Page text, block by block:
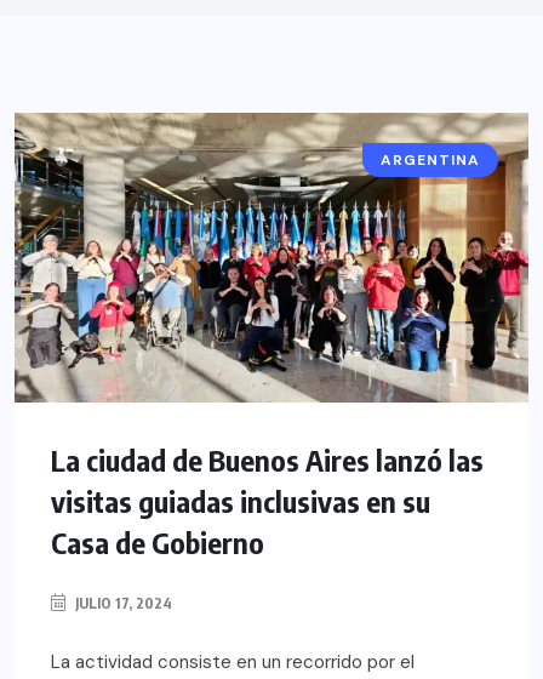
ARGENTINA
La ciudad de Buenos Aires lanzó las
visitas guiadas inclusivas en su
Casa de Gobierno
JULIO 17, 2024
La actividad consiste en un recorrido por el